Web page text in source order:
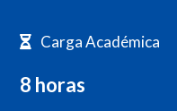
Carga Académica
8 horas